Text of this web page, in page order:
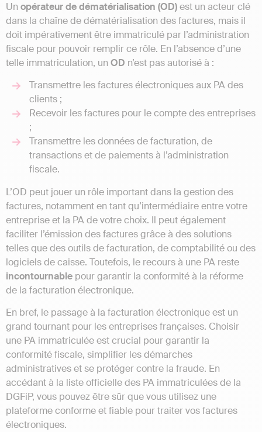
Un opérateur de dématérialisation (OD)est un acteur clé
dans la chaîne de dématérialisation des factures, mais il
doit impérativement être immatriculé par l’administration
fiscale pour pouvoir remplir ce rôle. En l’absence d’une
telle immatriculation, un OD n’est pas autorisé à :
Transmettre les factures électroniques aux PA des
clients ;
Recevoir les factures pour le compte des entreprises
;
Transmettre les données de facturation, de
transactions et de paiements à l’administration
fiscale.
L’OD peut jouer un rôle important dans la gestion des
factures, notamment en tant qu’intermédiaire entre votre
entreprise et la PA de votre choix. Il peut également
faciliter l’émission des factures grâce à des solutions
telles que des outils de facturation, de comptabilité ou des
logiciels de caisse. Toutefois, le recours à une PA reste
incontournable pour garantir la conformité à la réforme
de la facturation électronique.
En bref, le passage à la facturation électronique est un
grand tournant pour les entreprises françaises. Choisir
une PA immatriculée est crucial pour garantir la
conformité fiscale, simplifier les démarches
administratives et se protéger contre la fraude. En
accédant à la liste officielle des PA immatriculées de la
DGFiP, vous pouvez être sûr que vous utilisez une
plateforme conforme et fiable pour traiter vos factures
électroniques.